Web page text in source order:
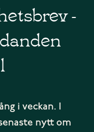
-
i veckan. I
nytt om